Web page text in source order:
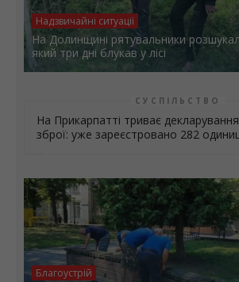
Надзвичайні ситуації
На Долинщині рятувальники
який три дні блукав у лісі
СУСПІЛЬСТВО
На Прикарпатті триває
зброї: уже зареєстровано 282
Благоустрій